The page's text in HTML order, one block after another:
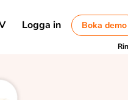
Logga in Boka demo